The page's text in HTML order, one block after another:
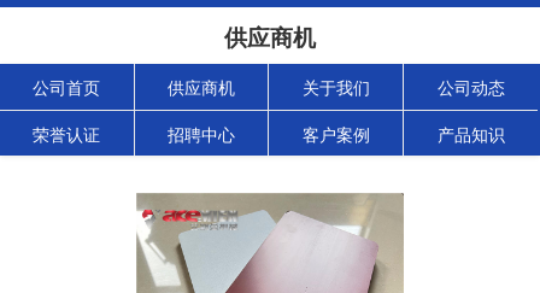
供应商机
公司首页 供应商机 关于我们 公司动态
荣誉认证 招聘中心 客户案例 产品知识